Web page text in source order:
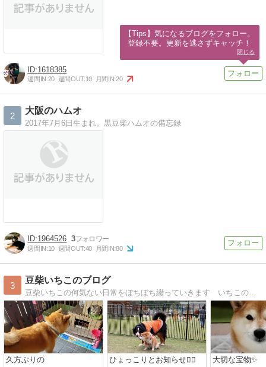
1618385
週間IN:20 週間OUT:10 月間IN:20
2
大阪のハムオ
2017年7月6日生まれ。黒豆柴ハムオの備忘録
1964526 3
週間IN:10 週間OUT:40 月間IN:80
3
豆柴いちこのブログ
豆柴いちこの何気ない日常をぼちぼち綴っていきます いちこの成長の記録です
久方ぶりの ひょっこりとお知らせ🙇‍♀️ 大切な宝物✨
【Tips】気になるブログをフォロー。
登録不要。更新を逃さずキャッチ！
閉じる